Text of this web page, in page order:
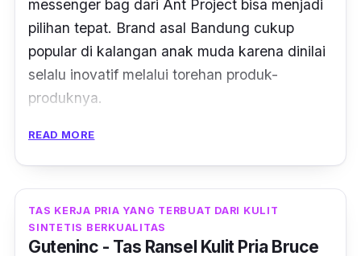
messenger bag dari Ant Project bisa menjadi
pilihan tepat. Brand asal Bandung cukup
popular di kalangan anak muda karena dinilai
selalu inovatif melalui torehan produk-
produknya.
Ant Project membawa inovasi terbaru dengan
menciptakan seri ANT300 yang
menggabungkan konsep messenger bag dan
tas selempang dalam satu produk. Maka dari
itu, model dan desainnya yang sangat kasual
READ MORE
TAS KERJA PRIA YANG TERBUAT DARI KULIT
SINTETIS BERKUALITAS
Guteninc - Tas Ransel Kulit Pria Bruce